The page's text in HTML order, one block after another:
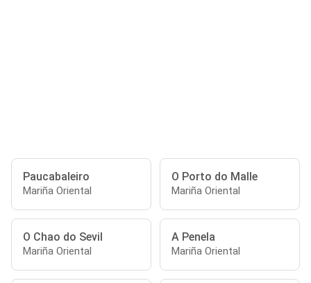
Paucabaleiro
Mariña Oriental
O Porto do Malle
Mariña Oriental
O Chao do Sevil
Mariña Oriental
A Penela
Mariña Oriental